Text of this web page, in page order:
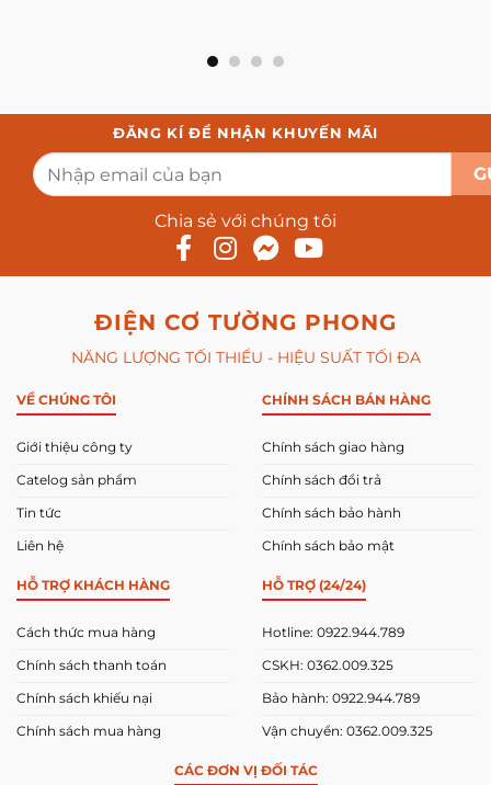
ĐĂNG KÍ ĐỂ NHẬN KHUYẾN MÃI
Chia sẻ với chúng tôi
ĐIỆN CƠ TƯỜNG PHONG
NĂNG LƯỢNG TỐI THIỂU - HIỆU SUẤT TỐI ĐA
VỀ CHÚNG TÔI
Giới thiệu công ty
Catelog sản phẩm
Tin tức
Liên hệ
CHÍNH SÁCH BÁN HÀNG
Chính sách giao hàng
Chính sách đổi trả
Chính sách bảo hành
Chính sách bảo mật
HỖ TRỢ KHÁCH HÀNG
Cách thức mua hàng
Chính sách thanh toán
Chính sách khiếu nại
Chính sách mua hàng
HỖ TRỢ (24/24)
Hotline: 0922.944.789
CSKH: 0362.009.325
Bảo hành: 0922.944.789
Vận chuyển: 0362.009.325
CÁC ĐƠN VỊ ĐỐI TÁC